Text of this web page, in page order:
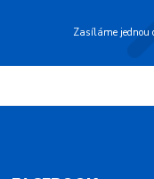
Zasíláme jednou